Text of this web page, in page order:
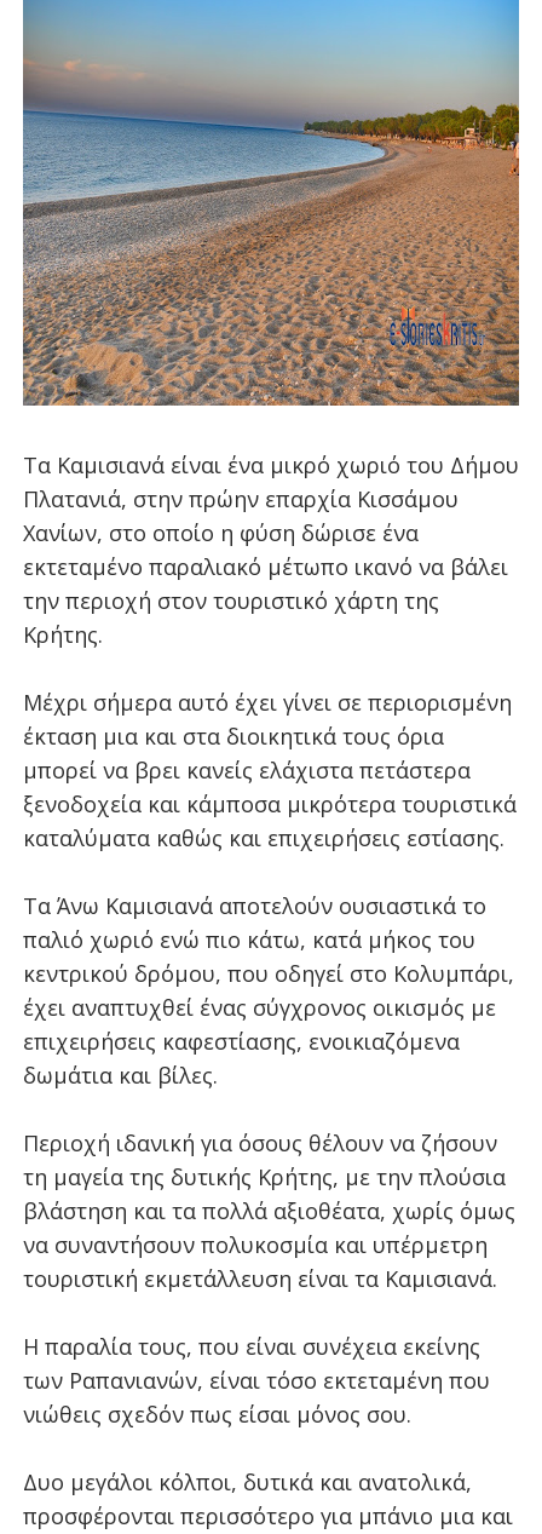
Τα Καμισιανά είναι ένα μικρό χωριό του Δήμου
Πλατανιά, στην πρώην επαρχία Κισσάμου
Χανίων, στο οποίο η φύση δώρισε ένα
εκτεταμένο παραλιακό μέτωπο ικανό να βάλει
την περιοχή στον τουριστικό χάρτη της
Κρήτης.
Μέχρι σήμερα αυτό έχει γίνει σε περιορισμένη
έκταση μια και στα διοικητικά τους όρια
μπορεί να βρει κανείς ελάχιστα πετάστερα
ξενοδοχεία και κάμποσα μικρότερα τουριστικά
καταλύματα καθώς και επιχειρήσεις εστίασης.
Τα Άνω Καμισιανά αποτελούν ουσιαστικά το
παλιό χωριό ενώ πιο κάτω, κατά μήκος του
κεντρικού δρόμου, που οδηγεί στο Κολυμπάρι,
έχει αναπτυχθεί ένας σύγχρονος οικισμός με
επιχειρήσεις καφεστίασης, ενοικιαζόμενα
δωμάτια και βίλες.
Περιοχή ιδανική για όσους θέλουν να ζήσουν
τη μαγεία της δυτικής Κρήτης, με την πλούσια
βλάστηση και τα πολλά αξιοθέατα, χωρίς όμως
να συναντήσουν πολυκοσμία και υπέρμετρη
τουριστική εκμετάλλευση είναι τα Καμισιανά.
Η παραλία τους, που είναι συνέχεια εκείνης
των Ραπανιανών, είναι τόσο εκτεταμένη που
νιώθεις σχεδόν πως είσαι μόνος σου.
Δυο μεγάλοι κόλποι, δυτικά και ανατολικά,
προσφέρονται περισσότερο για μπάνιο μια και